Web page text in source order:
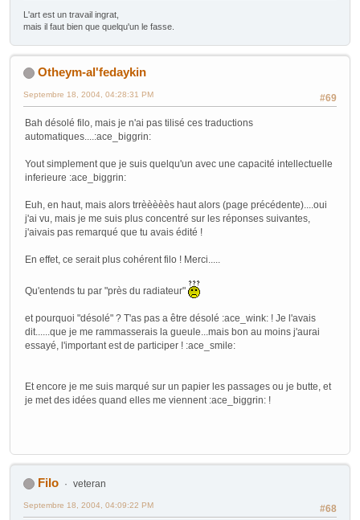
L'art est un travail ingrat,
mais il faut bien que quelqu'un le fasse.
Otheym-al'fedaykin
#69
Septembre 18, 2004, 04:28:31 PM
Bah désolé filo, mais je n'ai pas tilisé ces traductions
automatiques....:ace_biggrin:
Yout simplement que je suis quelqu'un avec une capacité intellectuelle
inferieure :ace_biggrin:
Euh, en haut, mais alors trrèèèèès haut alors (page précédente)....oui
j'ai vu, mais je me suis plus concentré sur les réponses suivantes,
j'aivais pas remarqué que tu avais édité !
En effet, ce serait plus cohérent filo ! Merci.....
Qu'entends tu par "près du radiateur"
et pourquoi "désolé" ? T'as pas a être désolé :ace_wink: ! Je l'avais
dit......que je me rammasserais la gueule...mais bon au moins j'aurai
essayé, l'important est de participer ! :ace_smile:
Et encore je me suis marqué sur un papier les passages ou je butte, et
je met des idées quand elles me viennent :ace_biggrin: !
Filo veteran
#68
Septembre 18, 2004, 04:09:22 PM